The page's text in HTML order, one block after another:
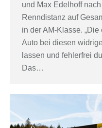
und Max Edelhoff
Renndistanz auf
in der AM-Klasse.
Auto bei diesen
lassen und fehlerfrei
Das…